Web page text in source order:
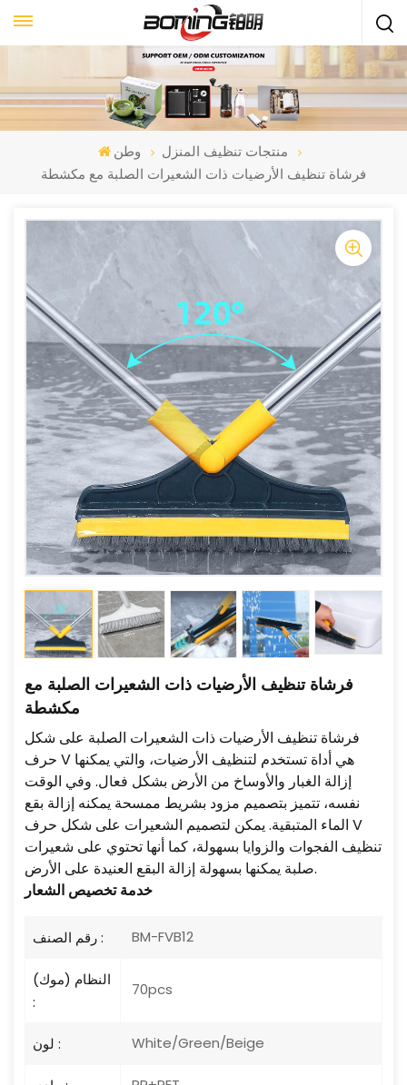
وطن
منتجات تنظيف المنزل
فرشاة تنظيف الأرضيات ذات الشعيرات الصلبة مع مكشطة
فرشاة تنظيف الأرضيات ذات الشعيرات الصلبة مع
مكشطة
فرشاة تنظيف الأرضيات ذات الشعيرات الصلبة على شكل
حرف V هي أداة تستخدم لتنظيف الأرضيات، والتي يمكنها
إزالة الغبار والأوساخ من الأرض بشكل فعال. وفي الوقت
نفسه، تتميز بتصميم مزود بشريط ممسحة يمكنه إزالة بقع
الماء المتبقية. يمكن لتصميم الشعيرات على شكل حرف V
تنظيف الفجوات والزوايا بسهولة، كما أنها تحتوي على شعيرات
صلبة يمكنها بسهولة إزالة البقع العنيدة على الأرض.
خدمة تخصيص الشعار
رقم الصنف : BM-FVB12
النظام (موك)
:
70pcs
لون : White/Green/Beige